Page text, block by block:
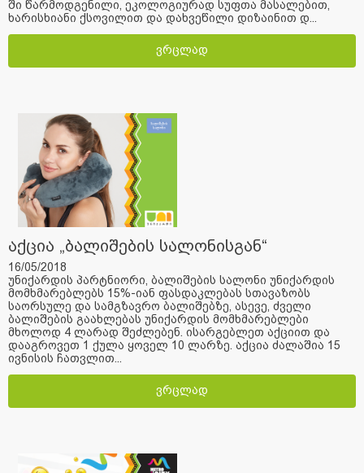
ში წარმოდგენილი, ეკოლოგიურად სუფთა მასალებით,
ხარისხიანი ქსოვილით და დახვეწილი დიზაინით დ...
ვრცლად
აქცია „ბალიშების სალონისგან“
16/05/2018
უნიქარდის პარტნიორი, ბალიშების სალონი უნიქარდის
მომხმარებლებს 15%-იან ფასდაკლებას სთავაზობს
საორსულე და სამგზავრო ბალიშებზე, ასევე, ძველი
ბალიშების გაახლებას უნიქარდის მომხმარებლები
მხოლოდ 4 ლარად შეძლებენ. ისარგებლეთ აქციით და
დააგროვეთ 1 ქულა ყოველ 10 ლარზე. აქცია ძალაშია 15
ივნისის ჩათვლით...
ვრცლად